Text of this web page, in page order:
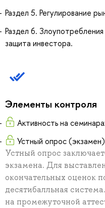
Раздел 5. Регулирование
Раздел 6.
защита инвестора.
Элементы контроля
Активность на
Устный опрос (экзамен)
Устный опрос
экзамена. Для
окончательных оценок
десятибалльная
на промежуточной